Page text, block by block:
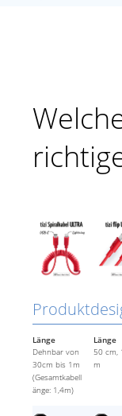
Länge
Dehnbar von
30cm bis 1m
(Gesamtkabell
änge: 1,4m)
Länge
50 cm,
m